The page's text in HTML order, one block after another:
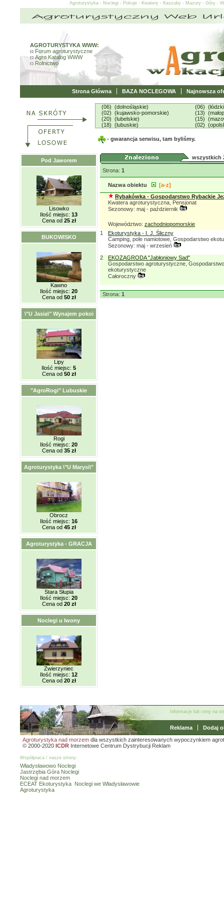
Agroturystyka - Noclegi - Pokoje - Kwatery - Kaszuby - Mazury - Góry -
AGROTURYSTYKA WWW:
Forum agroturystyczne
Agro Katalog WWW
Rolnictwo
Strona Główna BAZA NOCLEGOWA Najnowsza
(06) (dolnośląskie)
(02) (kujawsko-pomorskie)
(20) (lubelskie)
(18) (lubuskie)
(06)
(13)
(15)
(02)
- gwarancja serwisu, tam byliśmy.
Pod Jaworem
Lisowko
Ilość miejsc: 13
Cena od 25 zł
BUKOWISKO
Kawno
Ilość miejsc: 20
Cena od 50 zł
\"U Jasia\" Wynajem pokoi
Lipy
Ilość miejsc: 5
Cena od 50 zł
"AgroRogi" Lubuskie
Rogi
Ilość miejsc: 20
Cena od 35 zł
Agroturystyka \"U Marysi\"
Obrocz
Ilość miejsc: 16
Cena od 45 zł
Agroturystyka - GRACJA
Stara Słupia
Ilość miejsc: 20
Cena od 20 zł
Noclegi u Iwony
Zwierzyniec
Ilość miejsc: 12
Cena od 20 zł
wszystkich
Strona: 1
Nazwa obiektu
[a-z]
Rybakówka - Gospodarstwo Rybackie
Kwatera agroturystyczna, Pensjonat
Sezonowy: maj - październik
Województwo: zachodniopomorskie
1
Ekoturystyka - I. J. Śliczny
Camping, pole namiotowe, Gospodarstwo
Sezonowy: maj - wrzesień
2
EKOZAGRODA "Jabłoniowy Sad"
Gospodarstwo agroturystyczne, Gospodarstwo
ekoturystyczne
Całoroczny
Strona: 1
Informacje lub ceny na
Reklama
Dodaj
Agroturystyka nad morzem dla wszystkich zainteresowanych wypoczynkiem
© 2000-2020 ICDR Internetowe Centrum Dystrybucji Reklam
Współpraca / nasze strony:
Władysławowo Noclegi
Jastrzębia Góra Noclegi
Noclegi nad morzem
ECEAT Ekoturystyka Noclegi we Władysławowie
Agroturystyka